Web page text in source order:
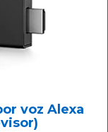
voz Alexa